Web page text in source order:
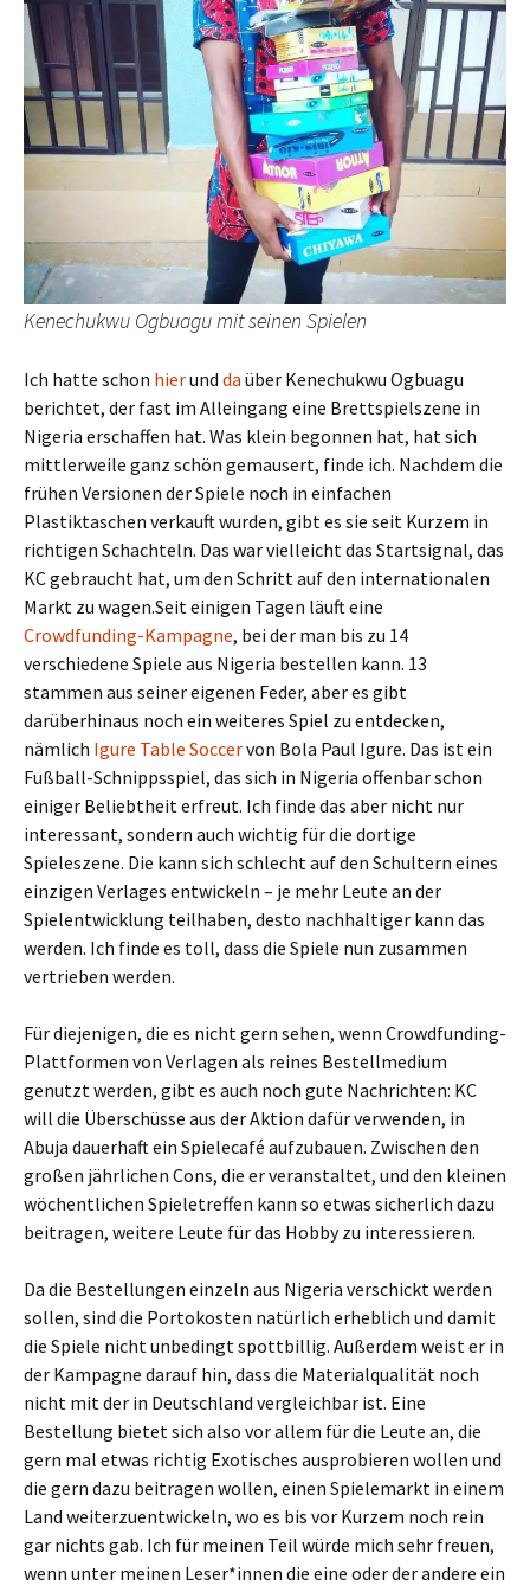
Kenechukwu Ogbuagu mit seinen Spielen
Ich hatte schon hierund da über Kenechukwu Ogbuagu
berichtet, der fast im Alleingang eine Brettspielszene in
Nigeria erschaffen hat. Was klein begonnen hat, hat sich
mittlerweile ganz schön gemausert, finde ich. Nachdem die
frühen Versionen der Spiele noch in einfachen
Plastiktaschen verkauft wurden, gibt es sie seit Kurzem in
richtigen Schachteln. Das war vielleicht das Startsignal, das
KC gebraucht hat, um den Schritt auf den internationalen
Markt zu wagen.Seit einigen Tagen läuft eine
Crowdfunding-Kampagne, bei der man bis zu 14
verschiedene Spiele aus Nigeria bestellen kann. 13
stammen aus seiner eigenen Feder, aber es gibt
darüberhinaus noch ein weiteres Spiel zu entdecken,
nämlich Igure Table Soccervon Bola Paul Igure. Das ist ein
Fußball-Schnippsspiel, das sich in Nigeria offenbar schon
einiger Beliebtheit erfreut. Ich finde das aber nicht nur
interessant, sondern auch wichtig für die dortige
Spieleszene. Die kann sich schlecht auf den Schultern eines
einzigen Verlages entwickeln – je mehr Leute an der
Spielentwicklung teilhaben, desto nachhaltiger kann das
werden. Ich finde es toll, dass die Spiele nun zusammen
vertrieben werden.
Für diejenigen, die es nicht gern sehen, wenn Crowdfunding-
Plattformen von Verlagen als reines Bestellmedium
genutzt werden, gibt es auch noch gute Nachrichten: KC
will die Überschüsse aus der Aktion dafür verwenden, in
Abuja dauerhaft ein Spielecafé aufzubauen. Zwischen den
großen jährlichen Cons, die er veranstaltet, und den kleinen
wöchentlichen Spieletreffen kann so etwas sicherlich dazu
beitragen, weitere Leute für das Hobby zu interessieren.
Da die Bestellungen einzeln aus Nigeria verschickt werden
sollen, sind die Portokosten natürlich erheblich und damit
die Spiele nicht unbedingt spottbillig. Außerdem weist er in
der Kampagne darauf hin, dass die Materialqualität noch
nicht mit der in Deutschland vergleichbar ist. Eine
Bestellung bietet sich also vor allem für die Leute an, die
gern mal etwas richtig Exotisches ausprobieren wollen und
die gern dazu beitragen wollen, einen Spielemarkt in einem
Land weiterzuentwickeln, wo es bis vor Kurzem noch rein
gar nichts gab. Ich für meinen Teil würde mich sehr freuen,
wenn unter meinen Leser*innen die eine oder der andere ein